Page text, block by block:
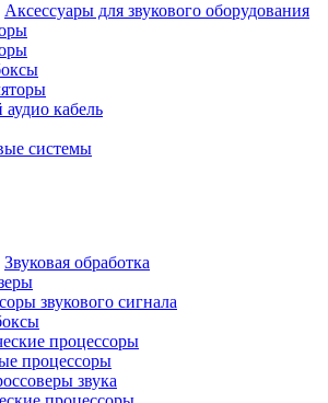
Аксессуары для звукового оборудования
аудио кабель
системы
Звуковая обработка
звукового сигнала
процессоры
процессоры
звука